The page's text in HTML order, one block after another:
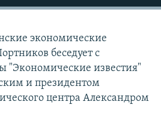
экономические
беседует с
"Экономические известия"
и президентом
центра Александром